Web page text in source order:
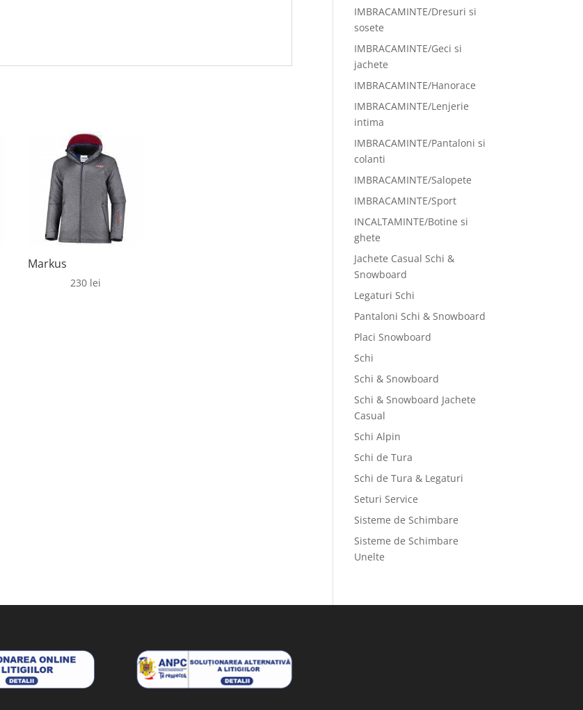
Markus
230 lei
IMBRACAMINTE/Dresuri si
sosete
IMBRACAMINTE/Geci si
jachete
IMBRACAMINTE/Hanorace
IMBRACAMINTE/Lenjerie
intima
IMBRACAMINTE/Pantaloni si
colanti
IMBRACAMINTE/Salopete
IMBRACAMINTE/Sport
INCALTAMINTE/Botine si
ghete
Jachete Casual Schi &
Snowboard
Legaturi Schi
Pantaloni Schi & Snowboard
Placi Snowboard
Schi
Schi & Snowboard
Schi & Snowboard Jachete
Casual
Schi Alpin
Schi de Tura
Schi de Tura & Legaturi
Seturi Service
Sisteme de Schimbare
Sisteme de Schimbare
Unelte